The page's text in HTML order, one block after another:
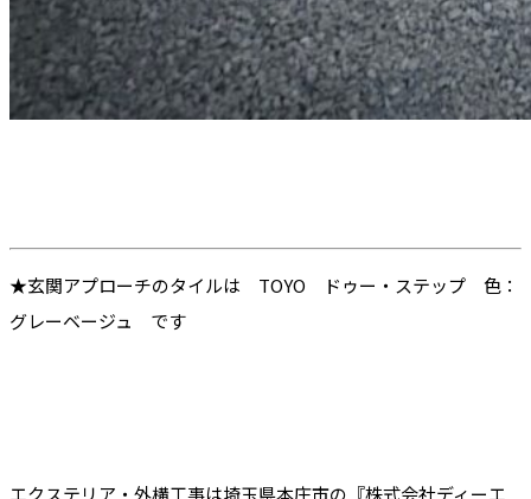
★玄関アプローチのタイルは TOYO ドゥー・ステップ 色：
グレーベージュ です
エクステリア・外構工事は埼玉県本庄市の『株式会社ディーエ